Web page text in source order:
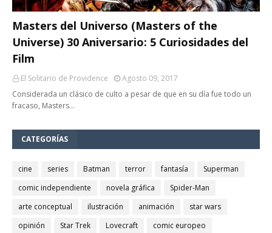
Masters del Universo (Masters of the
Universe) 30 Aniversario: 5 Curiosidades del
Film
El Solitario de Providence
Agosto 09, 2017
Considerada un clásico de culto a pesar de que en su día fue todo un
fracaso, Masters…
CATEGORÍAS
cine series Batman terror fantasía
Superman
comic independiente
novela gráfica
Spider-Man
arte conceptual
ilustración animación
star wars
opinión
Star Trek Lovecraft comic europeo